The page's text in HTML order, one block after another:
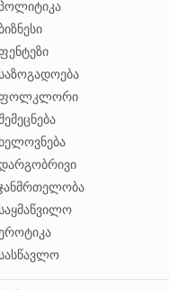
საზოგადოება
ხელოვნება
საყმაწვილო
სასწავლო